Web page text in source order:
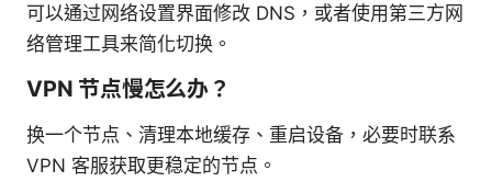
可以通过网络设置界面修改 DNS，或者使用第三方网
络管理工具来简化切换。
VPN 节点慢怎么办？
换一个节点、清理本地缓存、重启设备，必要时联系
VPN 客服获取更稳定的节点。